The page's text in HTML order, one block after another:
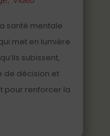
santé mentale
met en lumière
subissent,
de décision et
pour renforcer la